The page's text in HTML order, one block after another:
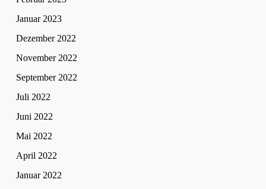
Januar 2023
Dezember 2022
November 2022
September 2022
Juli 2022
Juni 2022
Mai 2022
April 2022
Januar 2022